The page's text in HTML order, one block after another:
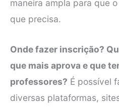
maneira ampla para que
que precisa.
Onde fazer inscrição?
que mais aprova e que
professores? É possível
diversas plataformas,